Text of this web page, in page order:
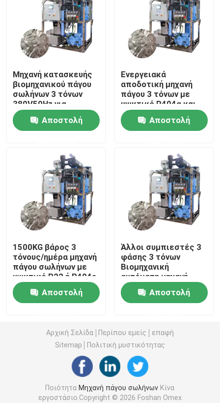
Επισκέψεις στο εργοστάσιο
Έλεγχος ποιότητας
Επικοινωνήστε μαζί μας
Ζητήστε μια προσφορά
Μεγάλη μηχανή πάγου κύβους
Μηχανή φραγμών πάγου θαλασσινού νερού
Του γλυκού νερού ψυκτική μηχανή νιφάδων
Μηχανή πάγου με νιφάδες θαλασσινού νερού
εμπορική ψυκτική μηχανή κύβων
Μηχανή πάγου με πλάκες
Γρήγορο ψυγείο
Μηχανή κατασκευής
βιομηχανικού πάγου
σωλήνων 3 τόνων
380V50Hz για
ξενοδοχεία και
εστιατόριαΑποστολή
Ενεργειακά
αποδοτική μηχανή
πάγου 3 τόνων με
ψυκτικό R404α και
μεγάλη
χωρητικότητα
Αποστολή
1500KG βάρος 3
τόνους/ημέρα μηχανή
πάγου σωλήνων με
ψυκτικό R22 ή R404a
Αποστολή
Άλλοι συμπιεστές 3
φάσης 3 τόνων
Βιομηχανική
αυτόματη μηχανή
κατασκευής
σωλήνων πάγου με
προσιτή τιμή
Αποστολή
Αρχική Σελίδα Περίπου εμείς
επαφή
Sitemap
Πολιτική μυστικότητας
Ποιότητα Μηχανή πάγου σωλήνων Κίνα
εργοστάσιο.Copyright © 2026 Foshan Omex